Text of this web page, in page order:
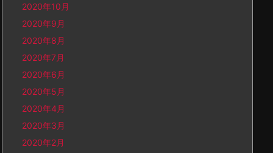
2020年10月
2020年9月
2020年8月
2020年7月
2020年6月
2020年5月
2020年4月
2020年3月
2020年2月